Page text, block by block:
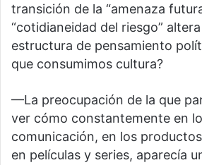
transición de la “amenaza
“cotidianeidad del riesgo”
estructura de pensamiento
que consumimos cultura?
—La preocupación de la que
ver cómo constantemente en
comunicación, en los
en películas y series, aparecía